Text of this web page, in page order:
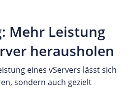
Mehr Leistung
herausholen
eines vServers lässt sich
sondern auch gezielt